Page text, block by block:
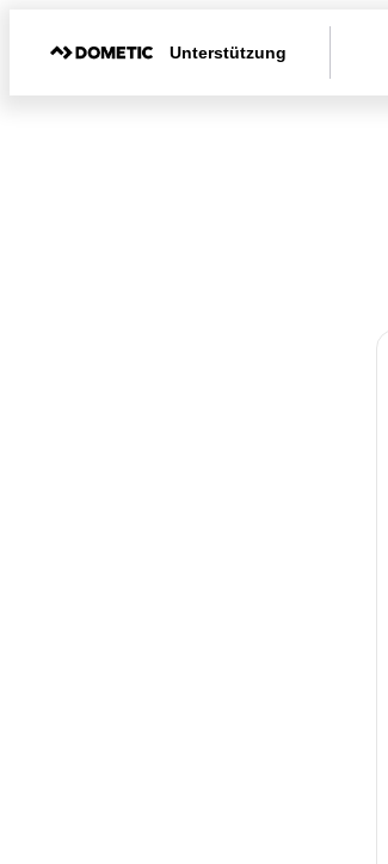
Unterstützung